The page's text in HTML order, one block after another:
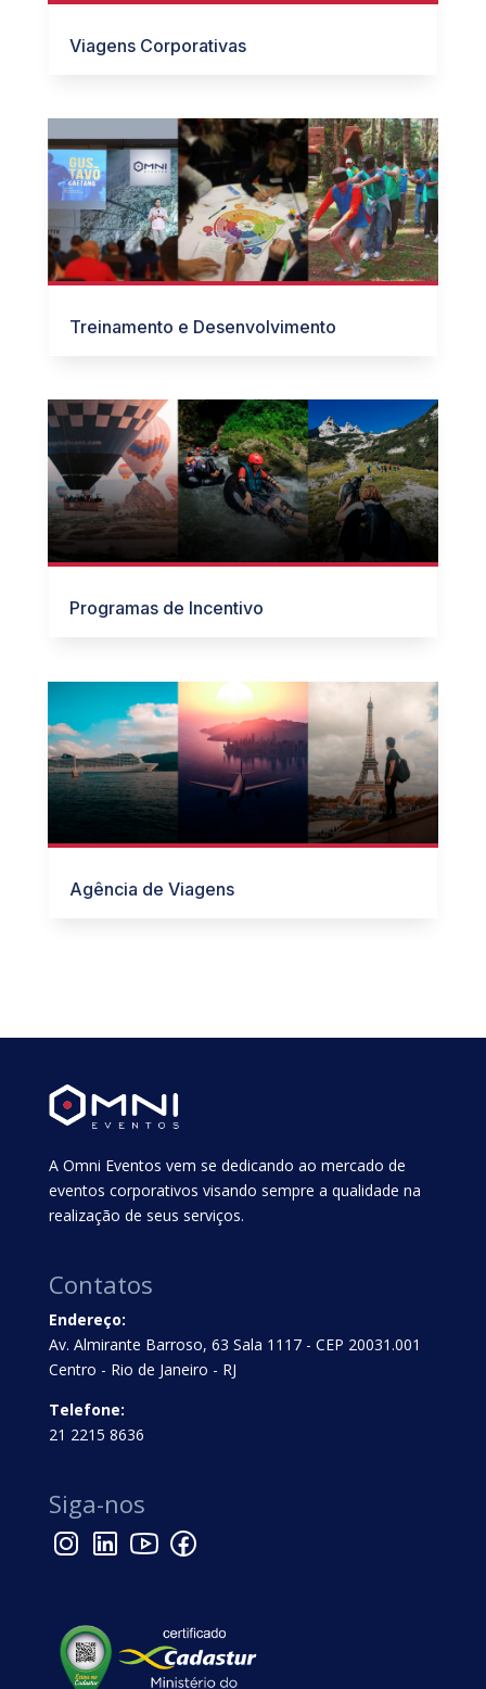
Viagens Corporativas
Treinamento e Desenvolvimento
Programas de Incentivo
Agência de Viagens
A Omni Eventos vem se dedicando ao mercado de
eventos corporativos visando sempre a qualidade na
realização de seus serviços.
Contatos
Endereço:
Av. Almirante Barroso, 63 Sala 1117 - CEP 20031.001
Centro - Rio de Janeiro - RJ
Telefone:
21 2215 8636
Siga-nos